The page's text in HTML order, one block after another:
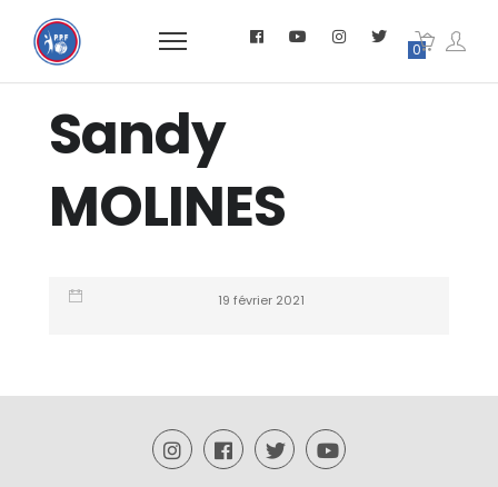
0
Sandy
MOLINES
19 février 2021